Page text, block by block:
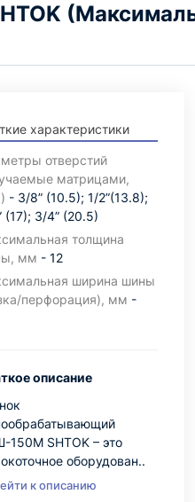
характеристики
отверстий
матрицами,
- 3/8” (10.5); 1/2”(13.8);
(17); 3/4” (20.5)
толщина
мм - 12
ширина шины
перфорация), мм -
описание
150M SHTOK – это
оборудован..
к описанию